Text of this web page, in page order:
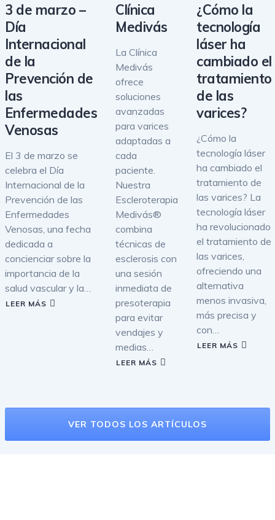
3 de marzo –
Día
Internacional
de la
Prevención de
las
Enfermedades
Venosas
El 3 de marzo se
celebra el Día
Internacional de la
Prevención de las
Enfermedades
Venosas, una fecha
dedicada a
concienciar sobre la
importancia de la
salud vascular y la…
LEER MÁS
Clínica
Medivás
La Clínica
Medivás
ofrece
soluciones
avanzadas
para varices
adaptadas a
cada
paciente.
Nuestra
Escleroterapia
Medivás®
combina
técnicas de
esclerosis con
una sesión
inmediata de
presoterapia
para evitar
vendajes y
medias…
LEER MÁS
¿Cómo la
tecnología
láser ha
cambiado el
tratamiento
de las
varices?
¿Cómo la
tecnología láser
ha cambiado el
tratamiento de
las varices? La
tecnología láser
ha revolucionado
el tratamiento de
las varices,
ofreciendo una
alternativa
menos invasiva,
más precisa y
con…
LEER MÁS
VER TODOS LOS ARTÍCULOS